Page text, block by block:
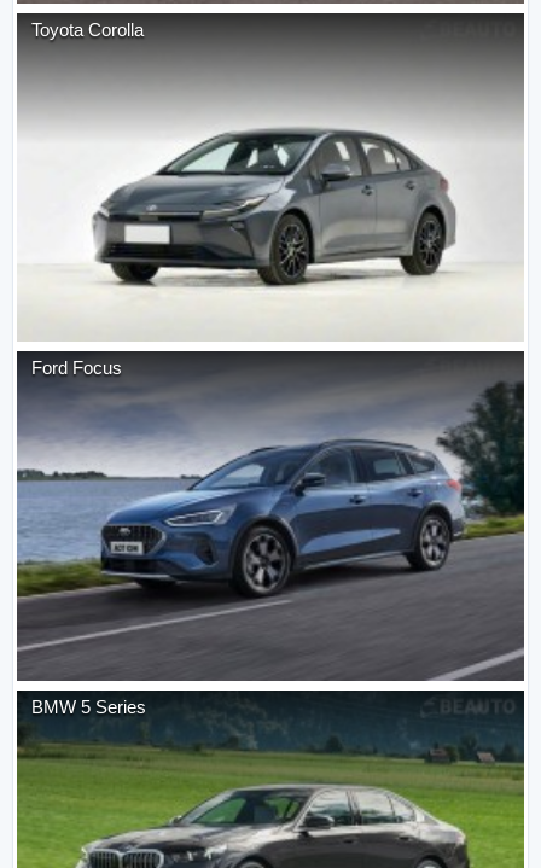
Toyota Corolla
Ford Focus
BMW 5 Series